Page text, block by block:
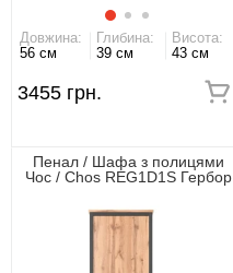
Довжина:
56 см
Глибина:
39 см
Висота:
43 см
3455 грн.
Пенал / Шафа з полицями
Чос / Chos REG1D1S Гербор
тахо/чорний